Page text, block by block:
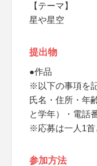
【テーマ】
星や星空
提出物
●作品
※以下の事項を
氏名・住所・年
と学年）・電話
※応募は一人1首
参加方法